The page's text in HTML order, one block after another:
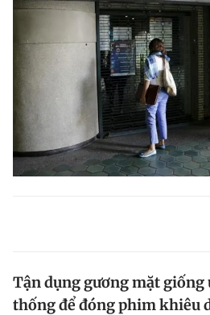
Tận dụng gương mặt
thống để đóng phim khiêu